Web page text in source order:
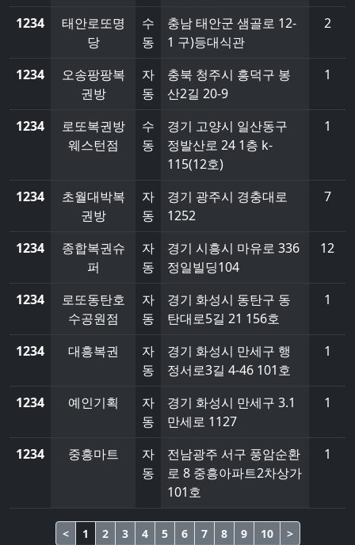
1234
태안로또명
당
수
동
충남 태안군 샘골로 12-
1 구)등대식관
2
1234
오송팡팡복
권방
자
동
충북 청주시 흥덕구 봉
산2길 20-9
1
1234
로또복권방
웨스턴점
수
동
경기 고양시 일산동구
정발산로 24 1층 k-
115(12호)
1
1234
초월대박복
권방
자
동
경기 광주시 경충대로
1252
7
1234
종합복권슈
퍼
자
동
경기 시흥시 마유로 336
정일빌딩104
12
1234
로또동탄호
수공원점
자
동
경기 화성시 동탄구 동
탄대로5길 21 156호
1
1234 대흥복권
자
동
경기 화성시 만세구 행
정서로3길 4-46 101호
1
1234 예인기획
자
동
경기 화성시 만세구 3.1
만세로 1127
1
1234 중흥마트
자
동
전남광주 서구 풍암순환
로 8 중흥아파트2차상가
101호
1
< 1 2 3 4 5 6 7 8 9 10 >